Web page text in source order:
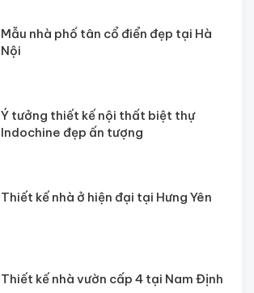
Mẫu nhà phố tân cổ điển đẹp tại Hà
Nội
Ý tưởng thiết kế nội thất biệt thự
Indochine đẹp ấn tượng
Thiết kế nhà ở hiện đại tại Hưng Yên
Thiết kế nhà vườn cấp 4 tại Nam Định